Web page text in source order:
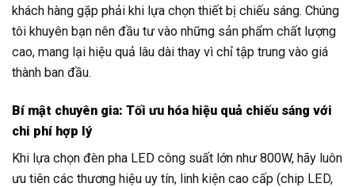
khách hàng gặp phải khi lựa chọn thiết bị chiếu sáng. Chúng
tôi khuyên bạn nên đầu tư vào những sản phẩm chất lượng
cao, mang lại hiệu quả lâu dài thay vì chỉ tập trung vào giá
thành ban đầu.
Bí mật chuyên gia: Tối ưu hóa hiệu quả chiếu sáng với
chi phí hợp lý
Khi lựa chọn đèn pha LED công suất lớn như 800W, hãy luôn
ưu tiên các thương hiệu uy tín, linh kiện cao cấp (chip LED,